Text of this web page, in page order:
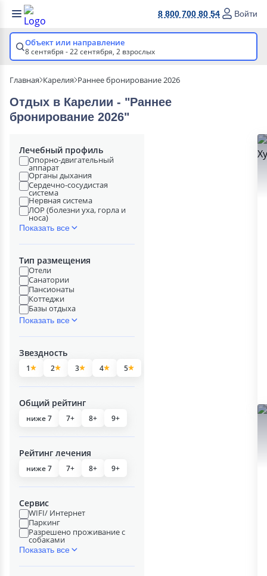
8 800 700 80 54 Войти
Объект или направление
8 сентября - 22 сентября, 2 взрослых
Главная Карелия Раннее бронирование 2026
Отдых в Карелии - "Раннее
бронирование 2026"
Лечебный профиль
Опорно-двигательный
аппарат
Органы дыхания
Сердечно-сосудистая
система
Нервная система
ЛОР (болезни уха, горла и
носа)
Показать все
Тип размещения
Отели
Санатории
Пансионаты
Коттеджи
Базы отдыха
Показать все
Звездность
1 2 3 4 5
Общий рейтинг
ниже 7 7+ 8+ 9+
Рейтинг лечения
ниже 7 7+ 8+ 9+
Сервис
WIFI/ Интернет
Паркинг
Разрешено проживание с
собаками
Показать все